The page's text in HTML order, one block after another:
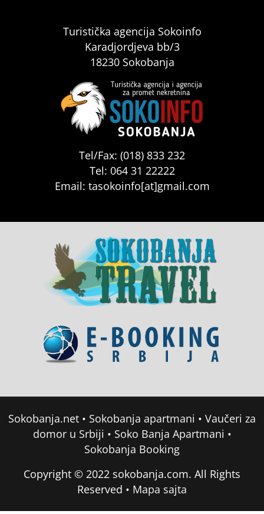
Turistička agencija Sokoinfo
Karadjordjeva bb/3
18230 Sokobanja
Tel/Fax: (018) 833 232
Tel: 064 31 22222
Email: tasokoinfo[at]gmail.com
Sokobanja.net • Sokobanja apartmani • Vaučeri za
domor u Srbiji • Soko Banja Apartmani •
Sokobanja Booking
Copyright © 2022 sokobanja.com. All Rights
Reserved • Mapa sajta